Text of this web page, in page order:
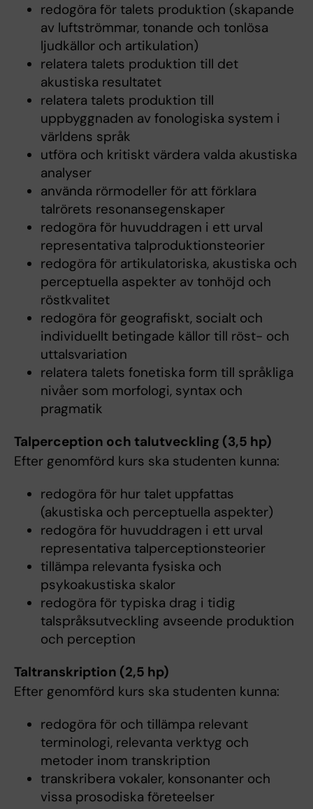
redogöra för talets produktion (skapande
av luftströmmar, tonande och tonlösa
ljudkällor och artikulation)
relatera talets produktion till det
akustiska resultatet
relatera talets produktion till
uppbyggnaden av fonologiska system i
världens språk
utföra och kritiskt värdera valda akustiska
analyser
använda rörmodeller för att förklara
talrörets resonansegenskaper
redogöra för huvuddragen i ett urval
representativa talproduktionsteorier
redogöra för artikulatoriska, akustiska och
perceptuella aspekter av tonhöjd och
röstkvalitet
redogöra för geografiskt, socialt och
individuellt betingade källor till röst- och
uttalsvariation
relatera talets fonetiska form till språkliga
nivåer som morfologi, syntax och
pragmatik
Talperception och talutveckling (3,5 hp)
Efter genomförd kurs ska studenten kunna:
redogöra för hur talet uppfattas
(akustiska och perceptuella aspekter)
redogöra för huvuddragen i ett urval
representativa talperceptionsteorier
tillämpa relevanta fysiska och
psykoakustiska skalor
redogöra för typiska drag i tidig
talspråksutveckling avseende produktion
och perception
Taltranskription (2,5 hp)
Efter genomförd kurs ska studenten kunna:
redogöra för och tillämpa relevant
terminologi, relevanta verktyg och
metoder inom transkription
transkribera vokaler, konsonanter och
vissa prosodiska företeelser